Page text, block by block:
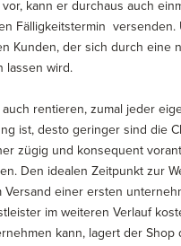
kann er durchaus auch
Fälligkeitstermin versenden.
Kunden, der sich durch eine
lassen wird.
rentieren, zumal jeder
ist, desto geringer sind die
zügig und konsequent
Den idealen Zeitpunkt zur
einer ersten
im weiteren Verlauf
kann, lagert der